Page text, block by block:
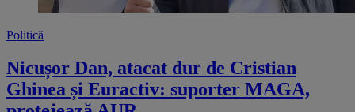
Politică
Nicușor Dan, atacat dur de Cristian
Ghinea și Euractiv: suporter MAGA,